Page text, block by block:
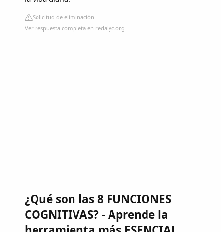
Solicitud de eliminación
Ver respuesta completa en redalyc.org
¿Qué son las 8 FUNCIONES
COGNITIVAS? - Aprende la